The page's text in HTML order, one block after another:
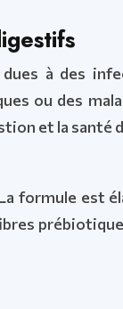
à des
ou des
et la santé
formule est